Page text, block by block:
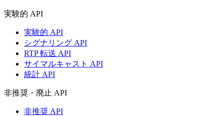
実験的 API
実験的 API
シグナリング API
RTP 転送 API
サイマルキャスト API
統計 API
非推奨・廃止 API
非推奨 API